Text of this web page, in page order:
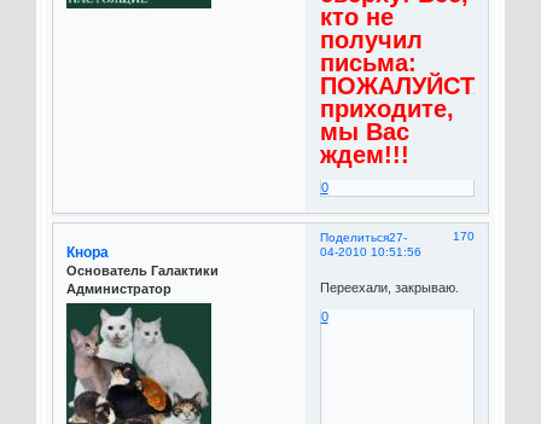
кто не
получил
письма:
ПОЖАЛУЙСТА,
приходите,
мы Вас
ждем!!!
0
Поделиться 170
27-
04-2010 10:51:56
Кнора
Основатель Галактики
Администратор
Переехали, закрываю.
0